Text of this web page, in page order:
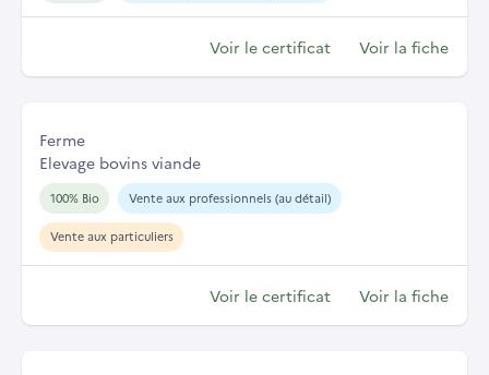
Voir le certificat Voir la fiche
Ferme
Elevage bovins viande
100% Bio Vente aux professionnels (au détail)
Vente aux particuliers
Voir le certificat Voir la fiche